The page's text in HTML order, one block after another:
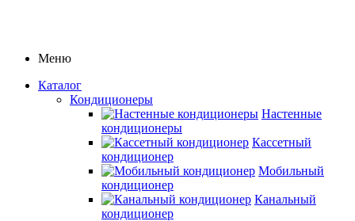
Меню
Каталог
Кондиционеры
Настенные
кондиционеры
Кассетный
кондиционер
Мобильный
кондиционер
Канальный
кондиционер